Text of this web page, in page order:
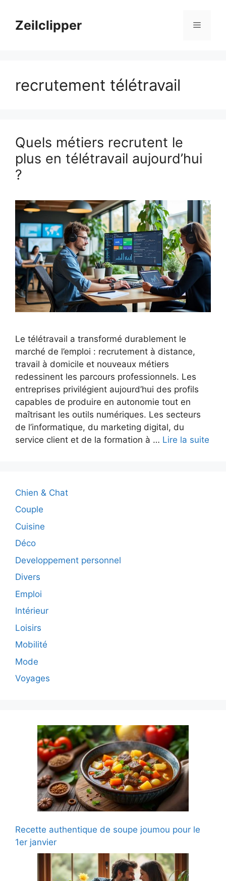
contenuZeilclipper Menu
recrutement télétravail
Quels métiers recrutent le
plus en télétravail aujourd’hui
?
Le télétravail a transformé durablement le
marché de l’emploi : recrutement à distance,
travail à domicile et nouveaux métiers
redessinent les parcours professionnels. Les
entreprises privilégient aujourd’hui des profils
capables de produire en autonomie tout en
maîtrisant les outils numériques. Les secteurs
de l’informatique, du marketing digital, du
service client et de la formation à … Lire la suite
Chien & Chat
Couple
Cuisine
Déco
Developpement personnel
Divers
Emploi
Intérieur
Loisirs
Mobilité
Mode
Voyages
Recette authentique de soupe joumou pour le
1er janvier